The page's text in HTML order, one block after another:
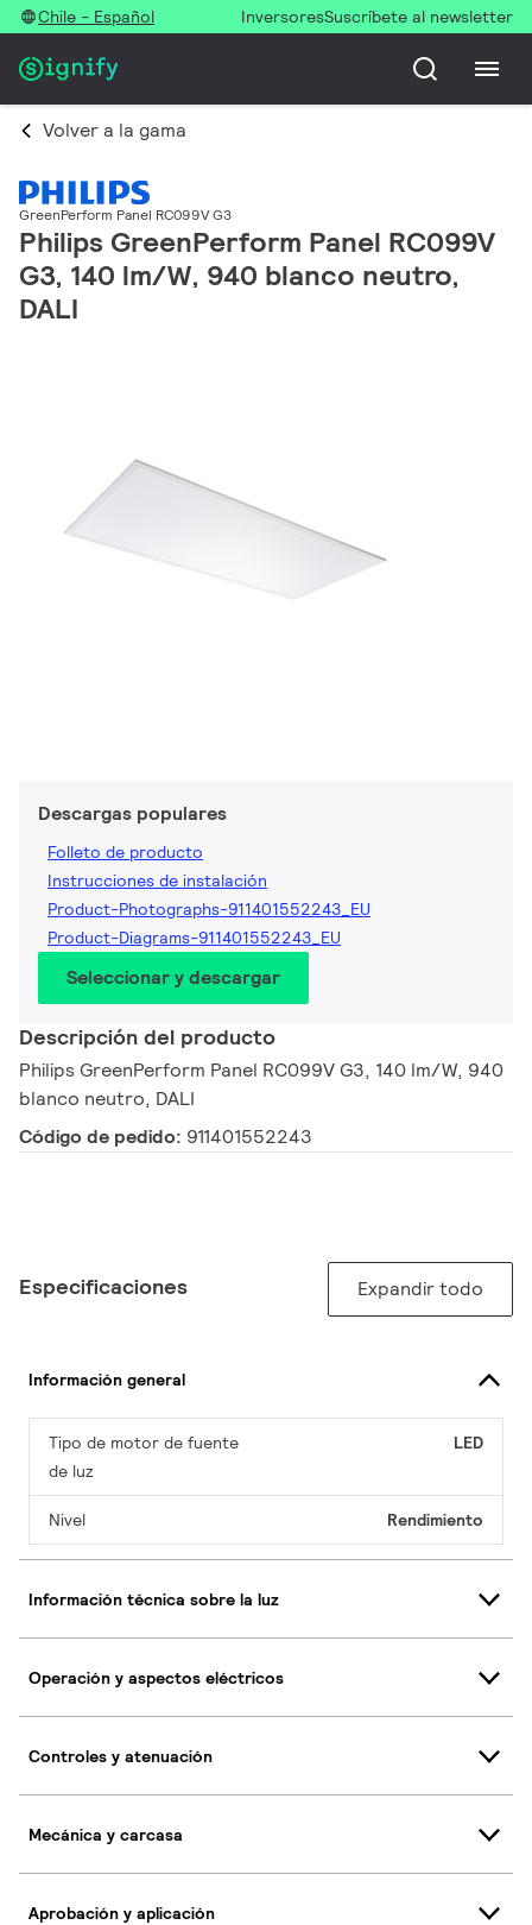
Chile - Español InversoresSuscríbete al newsletter
Volver a la gama
GreenPerform Panel RC099V G3
Philips GreenPerform Panel RC099V
G3, 140 lm/W, 940 blanco neutro,
DALI
Descargas populares
Folleto de producto
Instrucciones de instalación
Product-Photographs-911401552243_EU
Product-Diagrams-911401552243_EU
Seleccionar y descargar
Descripción del producto
Philips GreenPerform Panel RC099V G3, 140 lm/W, 940
blanco neutro, DALI
Código de pedido: 911401552243
Especificaciones Expandir todo
Información general
Tipo de motor de fuente
de luz
LED
Nivel Rendimiento
Información técnica sobre la luz
Operación y aspectos eléctricos
Controles y atenuación
Mecánica y carcasa
Aprobación y aplicación